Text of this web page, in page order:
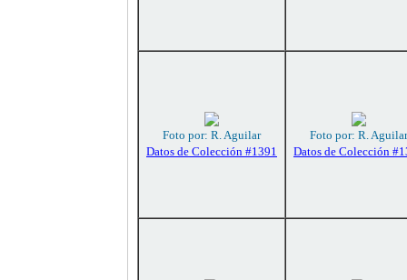
Foto por: R. Aguilar
Datos de Colección #1391
Foto por: R. Aguilar
Datos de Colección